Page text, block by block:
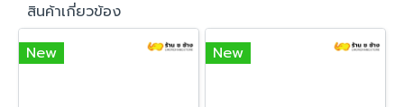
สินค้าเกี่ยวข้อง
New
New